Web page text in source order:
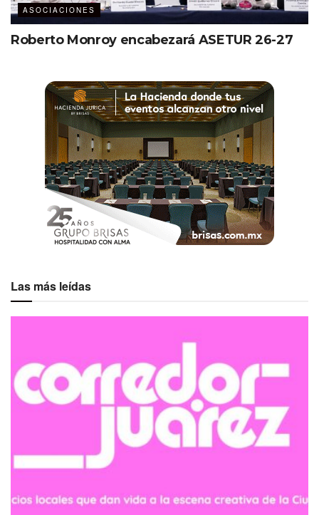
Periodo de prueba
una fase de prueba y supervisión por parte de
CETIFARMA. Será en el marco del Congreso Nacional de
la Industria de Reuniones 2023 —a celebrarse del 16 al 18
de agosto en Saltillo, Coahuila—, donde se presentará el
proyecto y los resultados. También se decidirá si el
acuerdo se extiende a la cadena de valor MICE a nivel
nacional.
ASOCIACIONES
Roberto Monroy encabezará ASETUR 26-27
Las más leídas